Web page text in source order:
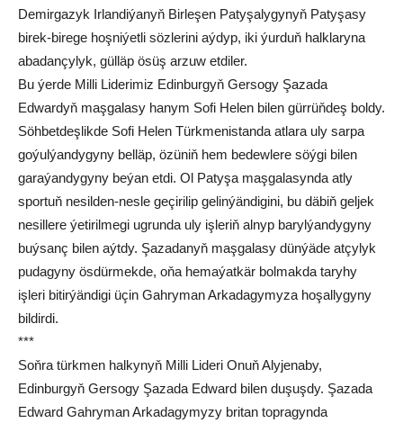
Demirgazyk Irlandiýanyň Birleşen Patyşalygynyň Patyşasy
birek-birege hoşniýetli sözlerini aýdyp, iki ýurduň halklaryna
abadançylyk, gülläp ösüş arzuw etdiler.
Bu ýerde Milli Liderimiz Edinburgyň Gersogy Şazada
Edwardyň maşgalasy hanym Sofi Helen bilen gürrüňdeş boldy.
Söhbetdeşlikde Sofi Helen Türkmenistanda atlara uly sarpa
goýulýandygyny belläp, özüniň hem bedewlere söýgi bilen
garaýandygyny beýan etdi. Ol Patyşa maşgalasynda atly
sportuň nesilden-nesle geçirilip gelinýändigini, bu däbiň geljek
nesillere ýetirilmegi ugrunda uly işleriň alnyp barylýandygyny
buýsanç bilen aýtdy. Şazadanyň maşgalasy dünýäde atçylyk
pudagyny ösdürmekde, oňa hemaýatkär bolmakda taryhy
işleri bitirýändigi üçin Gahryman Arkadagymyza hoşallygyny
bildirdi.
***
Soňra türkmen halkynyň Milli Lideri Onuň Alyjenaby,
Edinburgyň Gersogy Şazada Edward bilen duşuşdy. Şazada
Edward Gahryman Arkadagymyzy britan topragynda